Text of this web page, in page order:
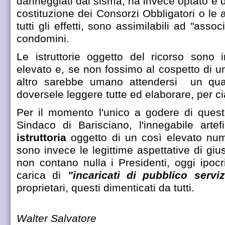
costituzione dei Consorzi Obbligatori o le
tutti gli effetti, sono assimilabili ad
condomini.
Le istruttorie oggetto del ricorso sono
elevato e, se non fossimo al cospetto di
altro sarebbe umano attendersi un
doversele leggere tutte ed elaborare, per
Per il momento l'unico a godere di
Sindaco di Barisciano, l'innegabile
istruttoria oggetto di un così elevato
sono invece le legittime aspettative di
non contano nulla i Presidenti, oggi
carica di
"incaricati di pubblico
proprietari, questi dimenticati da tutti.
Walter Salvatore